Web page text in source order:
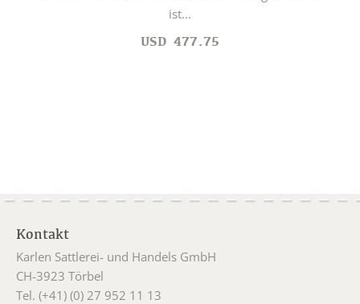
ist...
USD 477.75
Kontakt
Karlen Sattlerei- und Handels GmbH
CH-3923 Törbel
Tel. (+41) (0) 27 952 11 13